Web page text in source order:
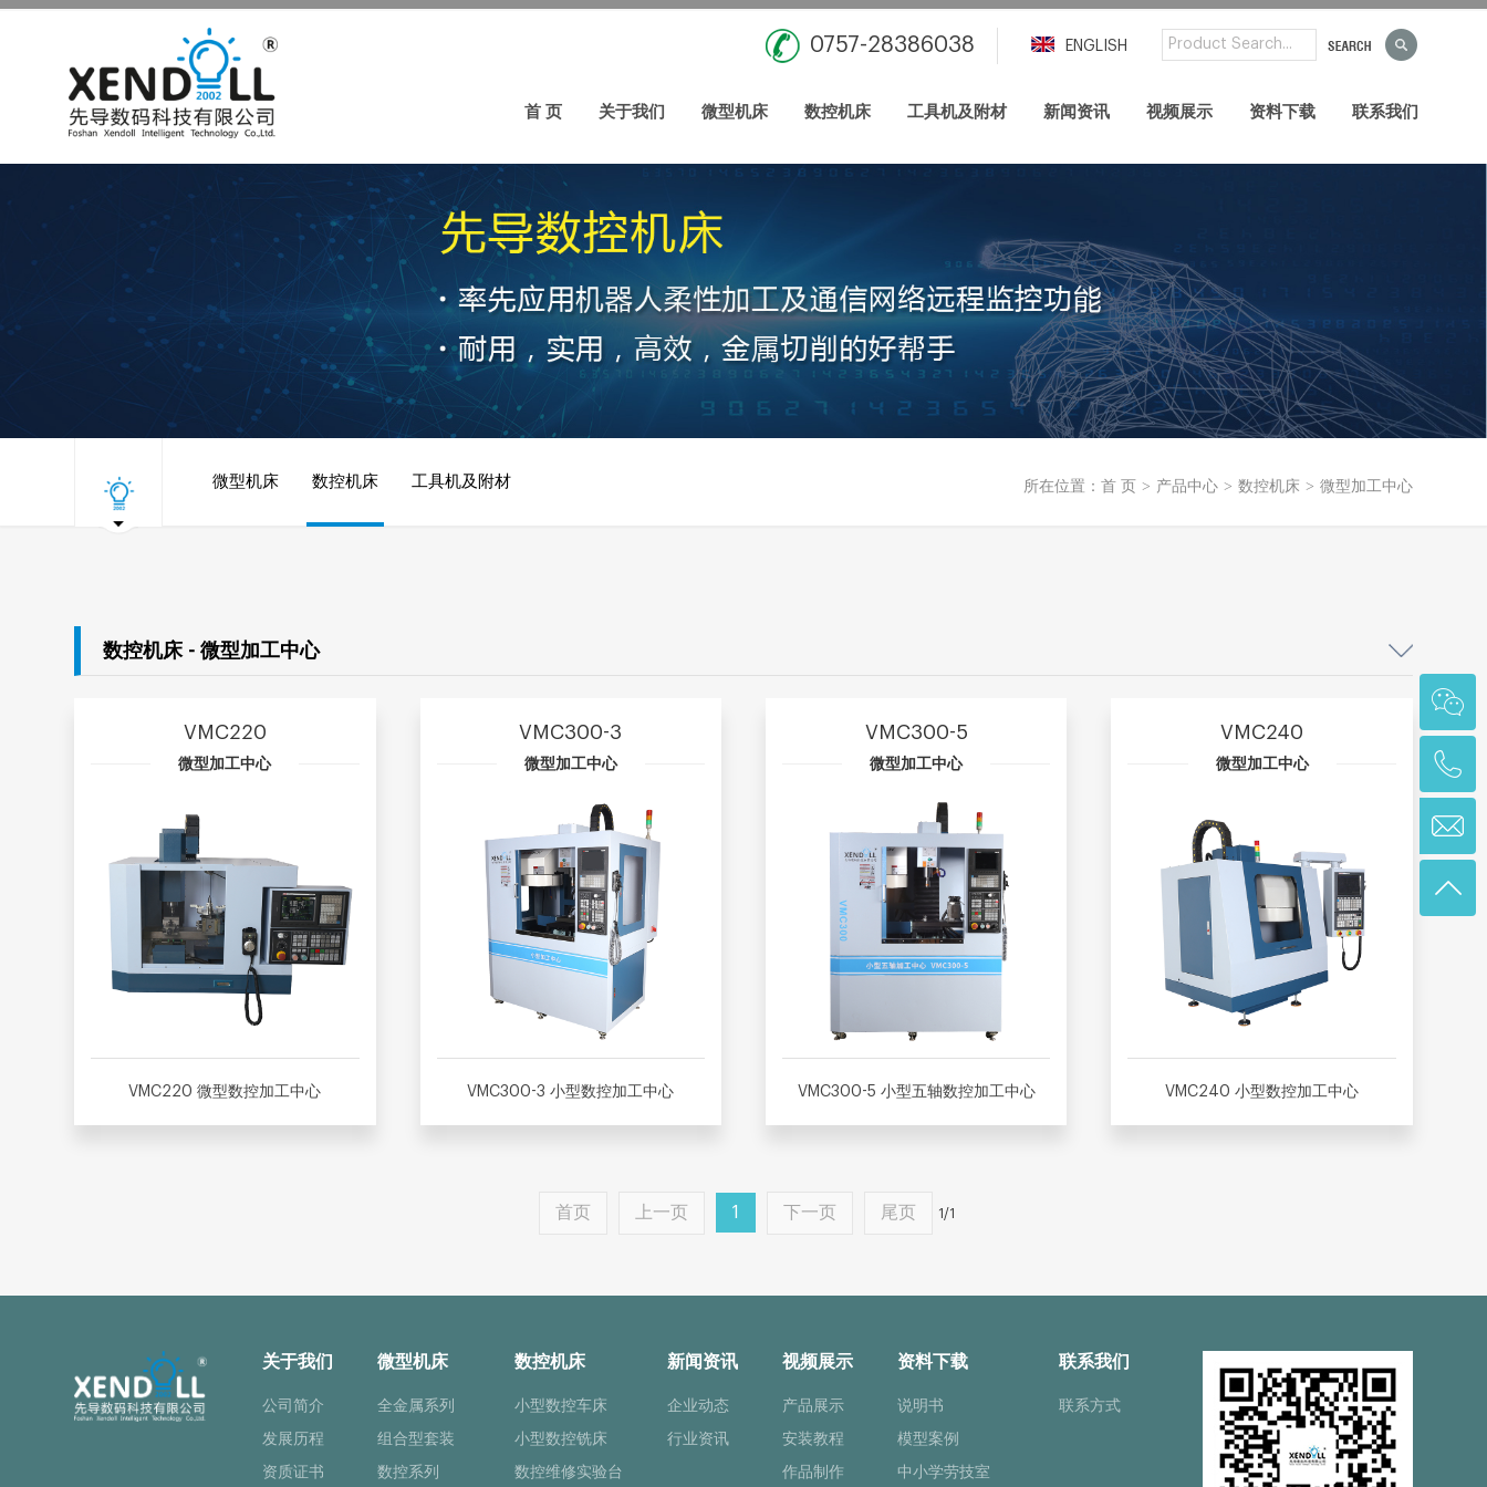
0757-28386038 ENGLISH
首 页 关于我们 微型机床 数控机床 工具机及附材 新闻资讯 视频展示 资料下载 联系我们
微型机床 数控机床 工具机及附材 所在位置： 首 页 > 产品中心 > 数控机床 > 微型加工中心
数控机床 - 微型加工中心
VMC220
微型加工中心
VMC220 微型数控加工中心
VMC300-3
微型加工中心
VMC300-3 小型数控加工中心
VMC300-5
微型加工中心
VMC300-5 小型五轴数控加工中心
VMC240
微型加工中心
VMC240 小型数控加工中心
首页 上一页 1 下一页 尾页 1/1
关于我们
公司简介
发展历程
资质证书
微型机床
全金属系列
组合型套装
数控系列
数控机床
小型数控车床
小型数控铣床
数控维修实验台
新闻资讯
企业动态
行业资讯
视频展示
产品展示
安装教程
作品制作
资料下载
说明书
模型案例
中小学劳技室
联系我们
联系方式